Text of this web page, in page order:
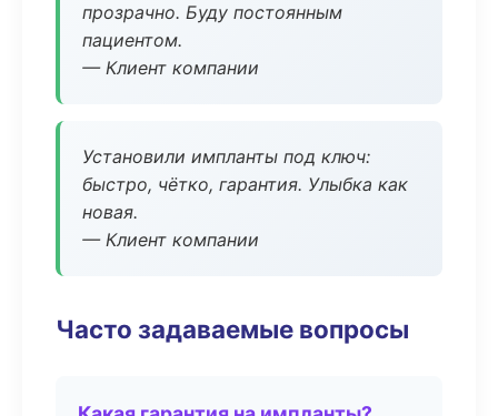
прозрачно. Буду постоянным
пациентом.
— Клиент компании
Установили импланты под ключ:
быстро, чётко, гарантия. Улыбка как
новая.
— Клиент компании
Часто задаваемые вопросы